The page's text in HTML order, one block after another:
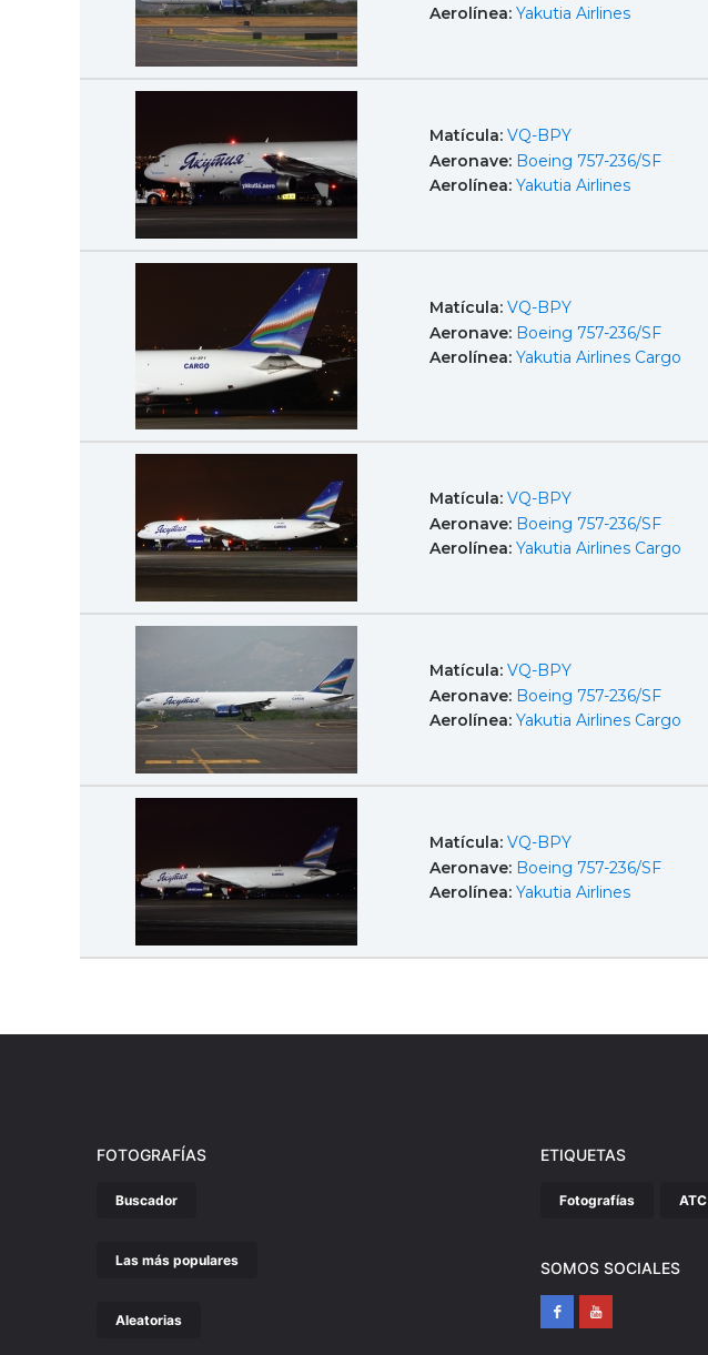
Aerolínea: Yakutia Airlines
Matícula: VQ-BPY
Aeronave: Boeing 757-236/SF
Aerolínea: Yakutia Airlines
Matícula: VQ-BPY
Aeronave: Boeing 757-236/SF
Aerolínea: Yakutia Airlines Cargo
Matícula: VQ-BPY
Aeronave: Boeing 757-236/SF
Aerolínea: Yakutia Airlines Cargo
Matícula: VQ-BPY
Aeronave: Boeing 757-236/SF
Aerolínea: Yakutia Airlines Cargo
Matícula: VQ-BPY
Aeronave: Boeing 757-236/SF
Aerolínea: Yakutia Airlines
FOTOGRAFÍAS
Buscador
Las más populares
Aleatorias
ETIQUETAS
Fotografías ATC
SOMOS SOCIALES